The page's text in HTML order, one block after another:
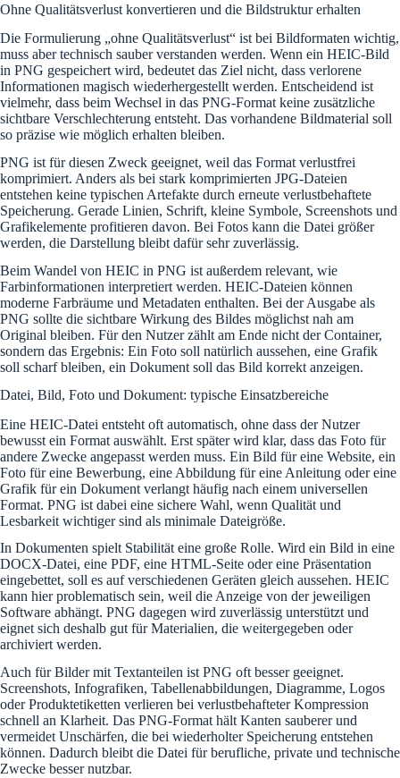
Ohne Qualitätsverlust konvertieren und die Bildstruktur erhalten
Die Formulierung „ohne Qualitätsverlust“ ist bei Bildformaten wichtig,
muss aber technisch sauber verstanden werden. Wenn ein HEIC-Bild
in PNG gespeichert wird, bedeutet das Ziel nicht, dass verlorene
Informationen magisch wiederhergestellt werden. Entscheidend ist
vielmehr, dass beim Wechsel in das PNG-Format keine zusätzliche
sichtbare Verschlechterung entsteht. Das vorhandene Bildmaterial soll
so präzise wie möglich erhalten bleiben.
PNG ist für diesen Zweck geeignet, weil das Format verlustfrei
komprimiert. Anders als bei stark komprimierten JPG-Dateien
entstehen keine typischen Artefakte durch erneute verlustbehaftete
Speicherung. Gerade Linien, Schrift, kleine Symbole, Screenshots und
Grafikelemente profitieren davon. Bei Fotos kann die Datei größer
werden, die Darstellung bleibt dafür sehr zuverlässig.
Beim Wandel von HEIC in PNG ist außerdem relevant, wie
Farbinformationen interpretiert werden. HEIC-Dateien können
moderne Farbräume und Metadaten enthalten. Bei der Ausgabe als
PNG sollte die sichtbare Wirkung des Bildes möglichst nah am
Original bleiben. Für den Nutzer zählt am Ende nicht der Container,
sondern das Ergebnis: Ein Foto soll natürlich aussehen, eine Grafik
soll scharf bleiben, ein Dokument soll das Bild korrekt anzeigen.
Datei, Bild, Foto und Dokument: typische Einsatzbereiche
Eine HEIC-Datei entsteht oft automatisch, ohne dass der Nutzer
bewusst ein Format auswählt. Erst später wird klar, dass das Foto für
andere Zwecke angepasst werden muss. Ein Bild für eine Website, ein
Foto für eine Bewerbung, eine Abbildung für eine Anleitung oder eine
Grafik für ein Dokument verlangt häufig nach einem universellen
Format. PNG ist dabei eine sichere Wahl, wenn Qualität und
Lesbarkeit wichtiger sind als minimale Dateigröße.
In Dokumenten spielt Stabilität eine große Rolle. Wird ein Bild in eine
DOCX-Datei, eine PDF, eine HTML-Seite oder eine Präsentation
eingebettet, soll es auf verschiedenen Geräten gleich aussehen. HEIC
kann hier problematisch sein, weil die Anzeige von der jeweiligen
Software abhängt. PNG dagegen wird zuverlässig unterstützt und
eignet sich deshalb gut für Materialien, die weitergegeben oder
archiviert werden.
Auch für Bilder mit Textanteilen ist PNG oft besser geeignet.
Screenshots, Infografiken, Tabellenabbildungen, Diagramme, Logos
oder Produktetiketten verlieren bei verlustbehafteter Kompression
schnell an Klarheit. Das PNG-Format hält Kanten sauberer und
vermeidet Unschärfen, die bei wiederholter Speicherung entstehen
können. Dadurch bleibt die Datei für berufliche, private und technische
Zwecke besser nutzbar.